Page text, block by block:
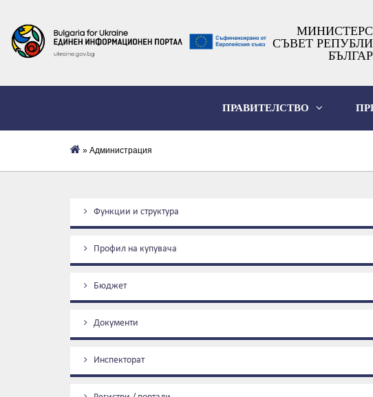
СЪВЕТ
ПРАВИТЕЛСТВО
» Администрация
Функции и структура
Профил на купувача
Бюджет
Документи
Инспекторат